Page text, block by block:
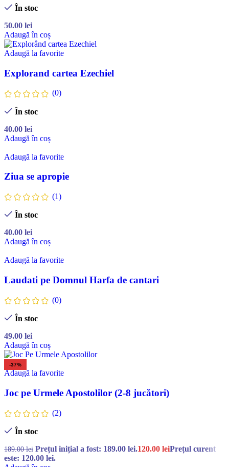
În stoc
50.00 lei
Adaugă în coș
Adaugă la favorite
Explorand cartea Ezechiel
(0)
În stoc
40.00 lei
Adaugă în coș
Adaugă la favorite
Ziua se apropie
(1)
În stoc
40.00 lei
Adaugă în coș
Adaugă la favorite
Laudati pe Domnul Harfa de cantari
(0)
În stoc
49.00 lei
Adaugă în coș
-37%
Adaugă la favorite
Joc pe Urmele Apostolilor (2-8 jucători)
(2)
În stoc
189.00lei Prețul inițial a fost: 189.00 lei.120.00 leiPrețul curent
este: 120.00 lei.